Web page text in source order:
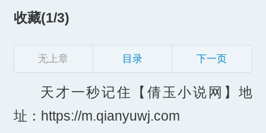
收藏(1/3)
无上章 目录 下一页
天才一秒记住【倩玉小说网】地
址：https://m.qianyuwj.com